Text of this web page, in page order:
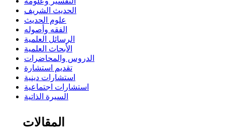
الحديث الشريف
علوم الحديث
الفقه وأصوله
الرسائل العلمية
الأبحاث العلمية
الدروس والمحاضرات
تقديم استشارة
استشارات دينية
استشارات اجتماعية
السيرة الذاتية
المقالات